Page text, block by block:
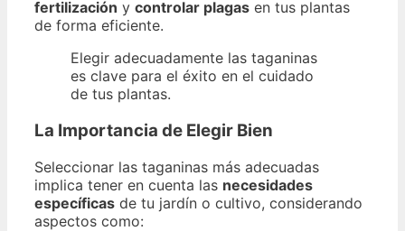
fertilización y controlar plagas en tus plantas
de forma eficiente.
Elegir adecuadamente las taganinas
es clave para el éxito en el cuidado
de tus plantas.
La Importancia de Elegir Bien
Seleccionar las taganinas más adecuadas
implica tener en cuenta las necesidades
específicas de tu jardín o cultivo, considerando
aspectos como: